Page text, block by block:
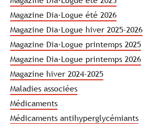
Magazine Dia·Logue été 2026
Magazine Dia·Logue hiver 2025-2026
Magazine Dia·Logue printemps 2025
Magazine Dia·Logue printemps 2026
Magazine hiver 2024-2025
Maladies associées
Médicaments
Médicaments antihyperglycémiants